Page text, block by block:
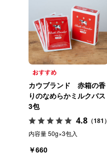
カウブランド 赤箱の香
りのなめらかミルクバス
3包
4.8（181）
内容量 50g×3包入
￥660